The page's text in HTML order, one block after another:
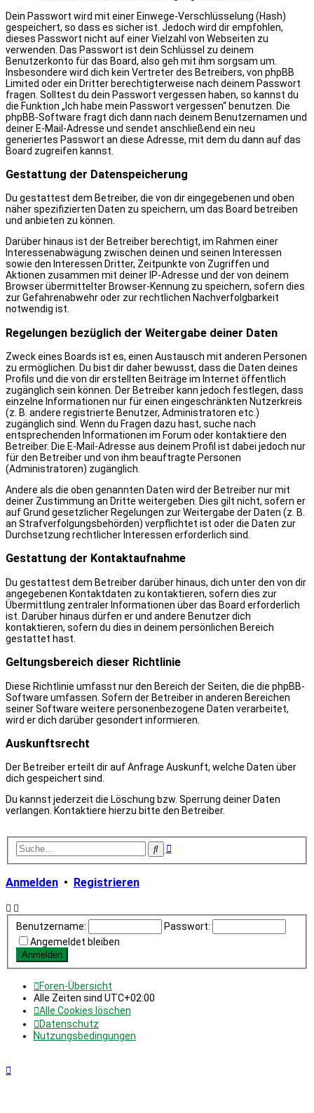
Dein Passwort wird mit einer Einwege-Verschlüsselung (Hash)
gespeichert, so dass es sicher ist. Jedoch wird dir empfohlen,
dieses Passwort nicht auf einer Vielzahl von Webseiten zu
verwenden. Das Passwort ist dein Schlüssel zu deinem
Benutzerkonto für das Board, also geh mit ihm sorgsam um.
Insbesondere wird dich kein Vertreter des Betreibers, von phpBB
Limited oder ein Dritter berechtigterweise nach deinem Passwort
fragen. Solltest du dein Passwort vergessen haben, so kannst du
die Funktion „Ich habe mein Passwort vergessen“ benutzen. Die
phpBB-Software fragt dich dann nach deinem Benutzernamen und
deiner E-Mail-Adresse und sendet anschließend ein neu
generiertes Passwort an diese Adresse, mit dem du dann auf das
Board zugreifen kannst.
Gestattung der Datenspeicherung
Du gestattest dem Betreiber, die von dir eingegebenen und oben
näher spezifizierten Daten zu speichern, um das Board betreiben
und anbieten zu können.
Darüber hinaus ist der Betreiber berechtigt, im Rahmen einer
Interessenabwägung zwischen deinen und seinen Interessen
sowie den Interessen Dritter, Zeitpunkte von Zugriffen und
Aktionen zusammen mit deiner IP-Adresse und der von deinem
Browser übermittelter Browser-Kennung zu speichern, sofern dies
zur Gefahrenabwehr oder zur rechtlichen Nachverfolgbarkeit
notwendig ist.
Regelungen bezüglich der Weitergabe deiner Daten
Zweck eines Boards ist es, einen Austausch mit anderen Personen
zu ermöglichen. Du bist dir daher bewusst, dass die Daten deines
Profils und die von dir erstellten Beiträge im Internet öffentlich
zugänglich sein können. Der Betreiber kann jedoch festlegen, dass
einzelne Informationen nur für einen eingeschränkten Nutzerkreis
(z. B. andere registrierte Benutzer, Administratoren etc.)
zugänglich sind. Wenn du Fragen dazu hast, suche nach
entsprechenden Informationen im Forum oder kontaktiere den
Betreiber. Die E-Mail-Adresse aus deinem Profil ist dabei jedoch nur
für den Betreiber und von ihm beauftragte Personen
(Administratoren) zugänglich.
Andere als die oben genannten Daten wird der Betreiber nur mit
deiner Zustimmung an Dritte weitergeben. Dies gilt nicht, sofern er
auf Grund gesetzlicher Regelungen zur Weitergabe der Daten (z. B.
an Strafverfolgungsbehörden) verpflichtet ist oder die Daten zur
Durchsetzung rechtlicher Interessen erforderlich sind.
Gestattung der Kontaktaufnahme
Du gestattest dem Betreiber darüber hinaus, dich unter den von dir
angegebenen Kontaktdaten zu kontaktieren, sofern dies zur
Übermittlung zentraler Informationen über das Board erforderlich
ist. Darüber hinaus dürfen er und andere Benutzer dich
kontaktieren, sofern du dies in deinem persönlichen Bereich
gestattet hast.
Geltungsbereich dieser Richtlinie
Diese Richtlinie umfasst nur den Bereich der Seiten, die die phpBB-
Software umfassen. Sofern der Betreiber in anderen Bereichen
seiner Software weitere personenbezogene Daten verarbeitet,
wird er dich darüber gesondert informieren.
Auskunftsrecht
Der Betreiber erteilt dir auf Anfrage Auskunft, welche Daten über
dich gespeichert sind.
Du kannst jederzeit die Löschung bzw. Sperrung deiner Daten
verlangen. Kontaktiere hierzu bitte den Betreiber.
SucheErweiterte
Anmelden • Registrieren
Benutzername:
Passwort:
Angemeldet bleiben
Foren-Übersicht
Alle Zeiten sind UTC+02:00
Alle Cookies löschen
Datenschutz
Nutzungsbedingungen